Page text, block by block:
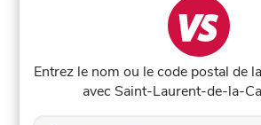
Entrez le nom ou le code postal de
avec Saint-Laurent-de-la-